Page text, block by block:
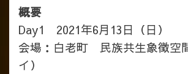
概要
Day1 2021年6月13日（日）
会場：白老町 民族共生象徴空
イ）